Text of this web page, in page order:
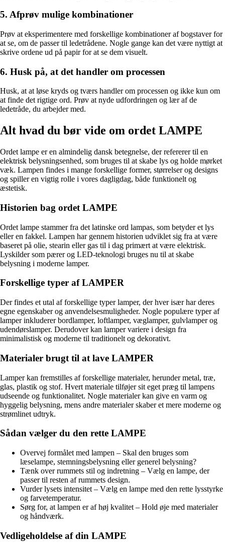
5. Afprøv mulige kombinationer
Prøv at eksperimentere med forskellige kombinationer af bogstaver for
at se, om de passer til ledetrådene. Nogle gange kan det være nyttigt at
skrive ordene ud på papir for at se dem visuelt.
6. Husk på, at det handler om processen
Husk, at at løse kryds og tværs handler om processen og ikke kun om
at finde det rigtige ord. Prøv at nyde udfordringen og lær af de
ledetråde, du arbejder med.
Alt hvad du bør vide om ordet LAMPE
Ordet lampe er en almindelig dansk betegnelse, der refererer til en
elektrisk belysningsenhed, som bruges til at skabe lys og holde mørket
væk. Lampen findes i mange forskellige former, størrelser og designs
og spiller en vigtig rolle i vores dagligdag, både funktionelt og
æstetisk.
Historien bag ordet LAMPE
Ordet lampe stammer fra det latinske ord lampas, som betyder et lys
eller en fakkel. Lampen har gennem historien udviklet sig fra at være
baseret på olie, stearin eller gas til i dag primært at være elektrisk.
Lyskilder som pærer og LED-teknologi bruges nu til at skabe
belysning i moderne lamper.
Forskellige typer af LAMPER
Der findes et utal af forskellige typer lamper, der hver især har deres
egne egenskaber og anvendelsesmuligheder. Nogle populære typer af
lamper inkluderer bordlamper, loftlamper, væglamper, gulvlamper og
udendørslamper. Derudover kan lamper variere i design fra
minimalistisk og moderne til traditionelt og dekorativt.
Materialer brugt til at lave LAMPER
Lamper kan fremstilles af forskellige materialer, herunder metal, træ,
glas, plastik og stof. Hvert materiale tilføjer sit eget præg til lampens
udseende og funktionalitet. Nogle materialer kan give en varm og
hyggelig belysning, mens andre materialer skaber et mere moderne og
strømlinet udtryk.
Sådan vælger du den rette LAMPE
Overvej formålet med lampen – Skal den bruges som
læselampe, stemningsbelysning eller generel belysning?
Tænk over rummets stil og indretning – Vælg en lampe, der
passer til resten af rummets design.
Vurder lysets intensitet – Vælg en lampe med den rette lysstyrke
og farvetemperatur.
Sørg for, at lampen er af høj kvalitet – Hold øje med materialer
og håndværk.
Vedligeholdelse af din LAMPE